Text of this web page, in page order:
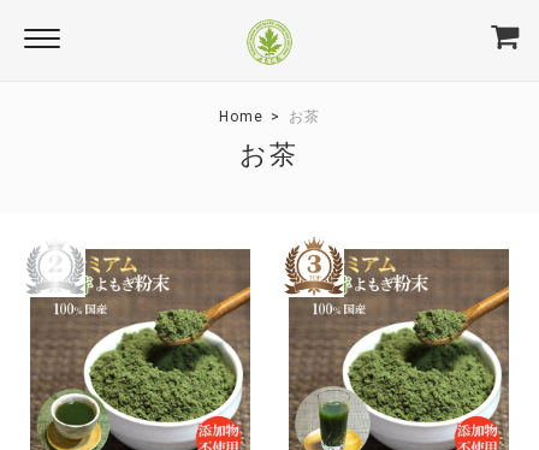
Home お茶
お茶